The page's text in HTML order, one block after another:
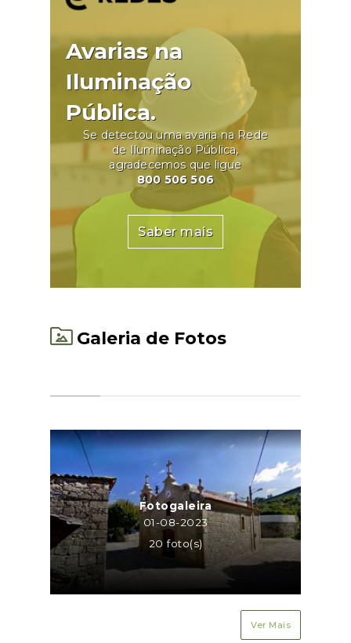
Avarias na
Iluminação
Pública.
Se detectou uma avaria na Rede
de Iluminação Pública,
agradecemos que ligue
800 506 506
Saber mais
Galeria de Fotos
Fotogaleira
01-08-2023
20 foto(s)
Ver Mais